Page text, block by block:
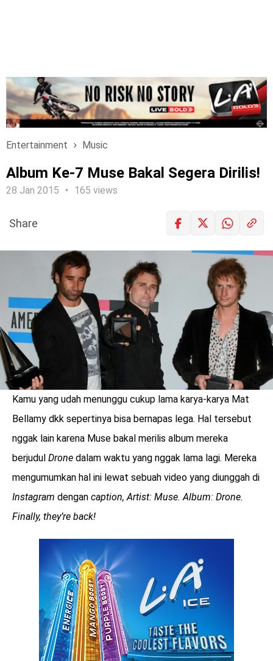
Entertainment Music
Album Ke-7 Muse Bakal Segera Dirilis!
28 Jan 2015 165 views
menarik
LOGIN
Share
Kamu yang udah menunggu cukup lama karya-karya Mat
Bellamy dkk sepertinya bisa bernapas lega. Hal tersebut
nggak lain karena Muse bakal merilis album mereka
berjudul Drone dalam waktu yang nggak lama lagi. Mereka
mengumumkan hal ini lewat sebuah video yang diunggah di
Instagram dengan caption, Artist: Muse. Album: Drone.
Finally, they’re back!